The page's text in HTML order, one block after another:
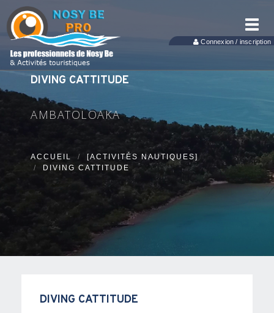
Connexion / inscription
DIVING CATTITUDE
AMBATOLOAKA
ACCUEIL
[ACTIVITÉS NAUTIQUES]
DIVING CATTITUDE
DIVING CATTITUDE